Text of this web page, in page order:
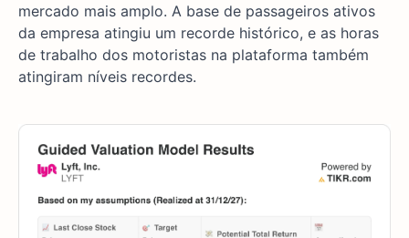
mercado mais amplo. A base de passageiros ativos
da empresa atingiu um recorde histórico, e as horas
de trabalho dos motoristas na plataforma também
atingiram níveis recordes.